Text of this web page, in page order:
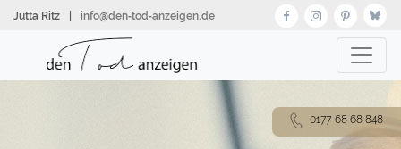
zumJutta Ritz info@den‑tod‑anzeigen.de
0177-68 68 848